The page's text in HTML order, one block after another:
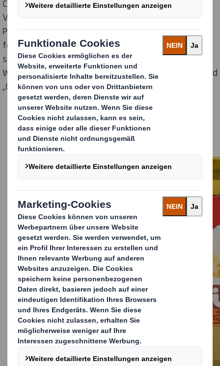
Catcher DS Smith. Auch zeichneten die Display- und
Verpackungsstrategen für die Konfektionierung der
Promotion verantwortlich. In Handarbeit verklebt und
fertig bestückt, fand der Fonduetopf aus Wellpappe
seinen Weg zu den Kunden und sorgte dort in der
Weihnachtszeit für Aufmerksamkeit, Begeisterung und
„Glust“ (Begierde) das Fondue gleich zu schmelzen.